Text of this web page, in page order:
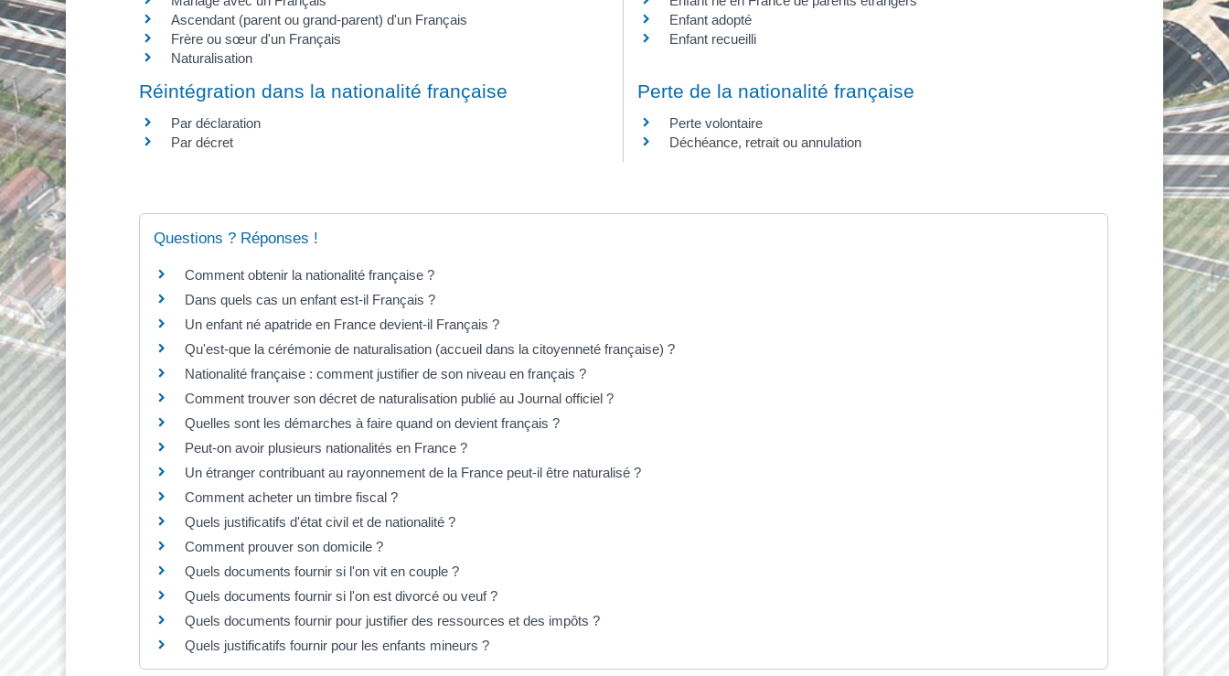
Ascendant (parent ou grand-parent) d'un Français
Frère ou sœur d'un Français
Naturalisation
Enfant adopté
Enfant recueilli
Réintégration dans la nationalité française
Par déclaration
Par décret
Perte de la nationalité française
Perte volontaire
Déchéance, retrait ou annulation
Questions ? Réponses !
Comment obtenir la nationalité française ?
Dans quels cas un enfant est-il Français ?
Un enfant né apatride en France devient-il Français ?
Qu'est-que la cérémonie de naturalisation (accueil dans la citoyenneté française) ?
Nationalité française : comment justifier de son niveau en français ?
Comment trouver son décret de naturalisation publié au Journal officiel ?
Quelles sont les démarches à faire quand on devient français ?
Peut-on avoir plusieurs nationalités en France ?
Un étranger contribuant au rayonnement de la France peut-il être naturalisé ?
Comment acheter un timbre fiscal ?
Quels justificatifs d'état civil et de nationalité ?
Comment prouver son domicile ?
Quels documents fournir si l'on vit en couple ?
Quels documents fournir si l'on est divorcé ou veuf ?
Quels documents fournir pour justifier des ressources et des impôts ?
Quels justificatifs fournir pour les enfants mineurs ?